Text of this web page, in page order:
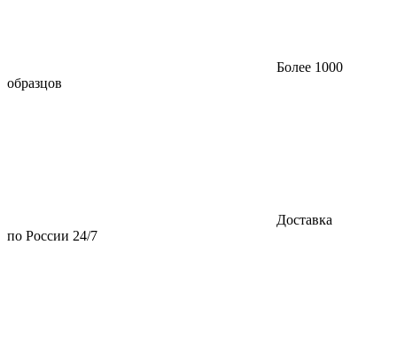
Более 1000
образцов
Доставка
по России 24/7